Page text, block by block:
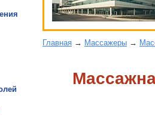
Главная → Массажеры →